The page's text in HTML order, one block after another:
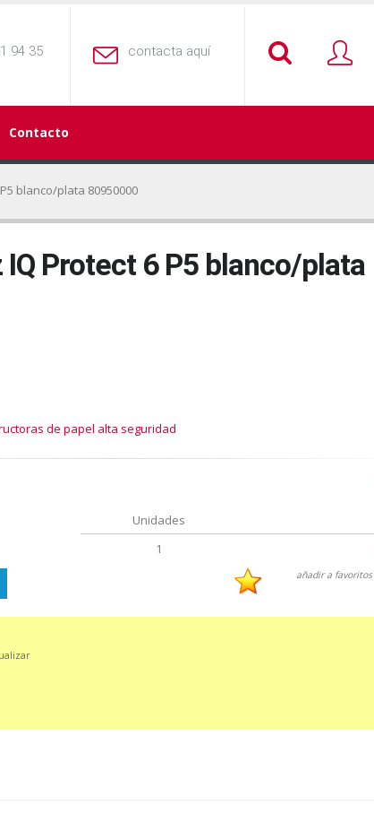
94 35 contacta aquí
Contacto
blanco/plata 80950000
Protect 6 P5 blanco/plata
de papel alta seguridad
Unidades
1
añadir a favoritos